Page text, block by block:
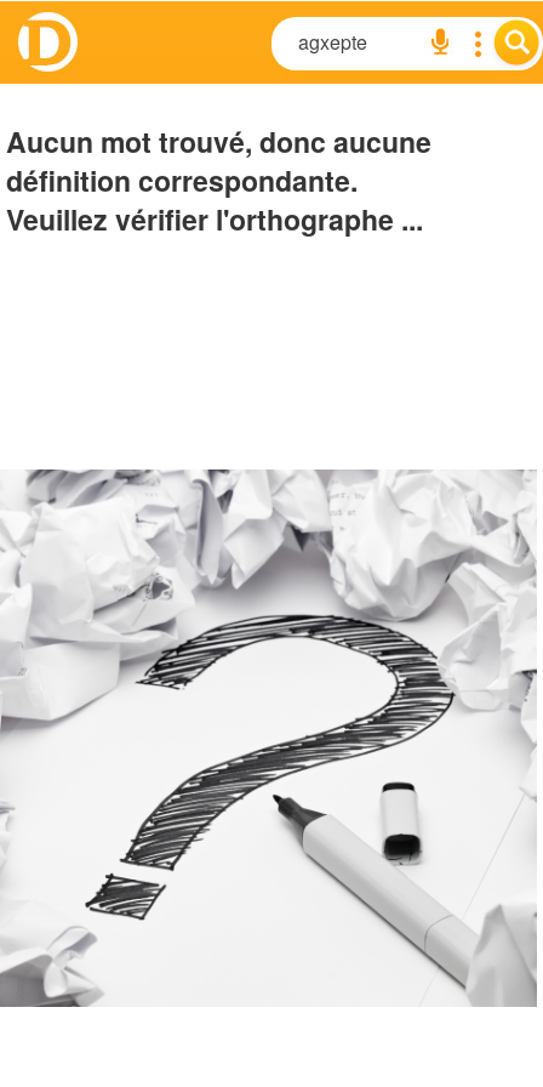
Aucun mot trouvé, donc aucune
définition correspondante.
Veuillez vérifier l'orthographe ...